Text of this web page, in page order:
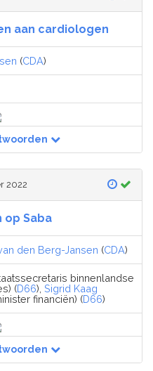
aan cardiologen
(CDA)
2022
op Saba
den Berg-Jansen (CDA)
binnenlandse
(D66), Sigrid Kaag
financiën) (D66)